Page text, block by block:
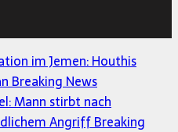
im Jemen: Houthis
Breaking News
Mann stirbt nach
AngriffBreaking